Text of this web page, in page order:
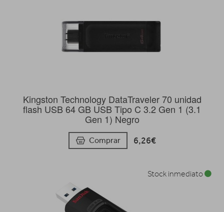
Kingston Technology DataTraveler 70 unidad
flash USB 64 GB USB Tipo C 3.2 Gen 1 (3.1
Gen 1) Negro
Comprar 6,26€
Stock inmediato